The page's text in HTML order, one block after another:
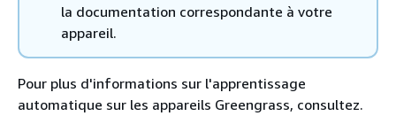
la documentation correspondante à votre
appareil.
Pour plus d'informations sur l'apprentissage
automatique sur les appareils Greengrass, consultez.